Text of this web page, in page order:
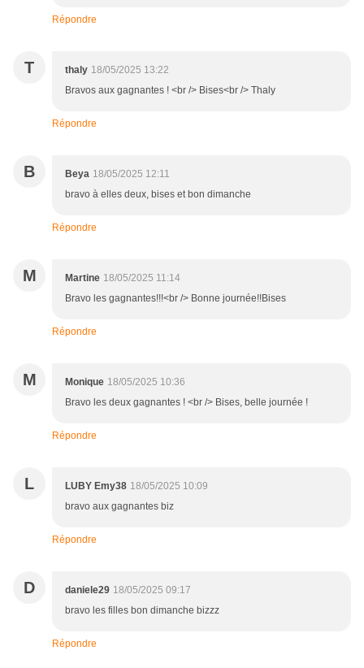
Répondre
T thaly 18/05/2025 13:22
Bravos aux gagnantes ! <br /> Bises<br /> Thaly
Répondre
B Beya 18/05/2025 12:11
bravo à elles deux, bises et bon dimanche
Répondre
M Martine 18/05/2025 11:14
Bravo les gagnantes!!!<br /> Bonne journée!!Bises
Répondre
M Monique 18/05/2025 10:36
Bravo les deux gagnantes ! <br /> Bises, belle journée !
Répondre
L LUBY Emy38 18/05/2025 10:09
bravo aux gagnantes biz
Répondre
D daniele29 18/05/2025 09:17
bravo les filles bon dimanche bizzz
Répondre